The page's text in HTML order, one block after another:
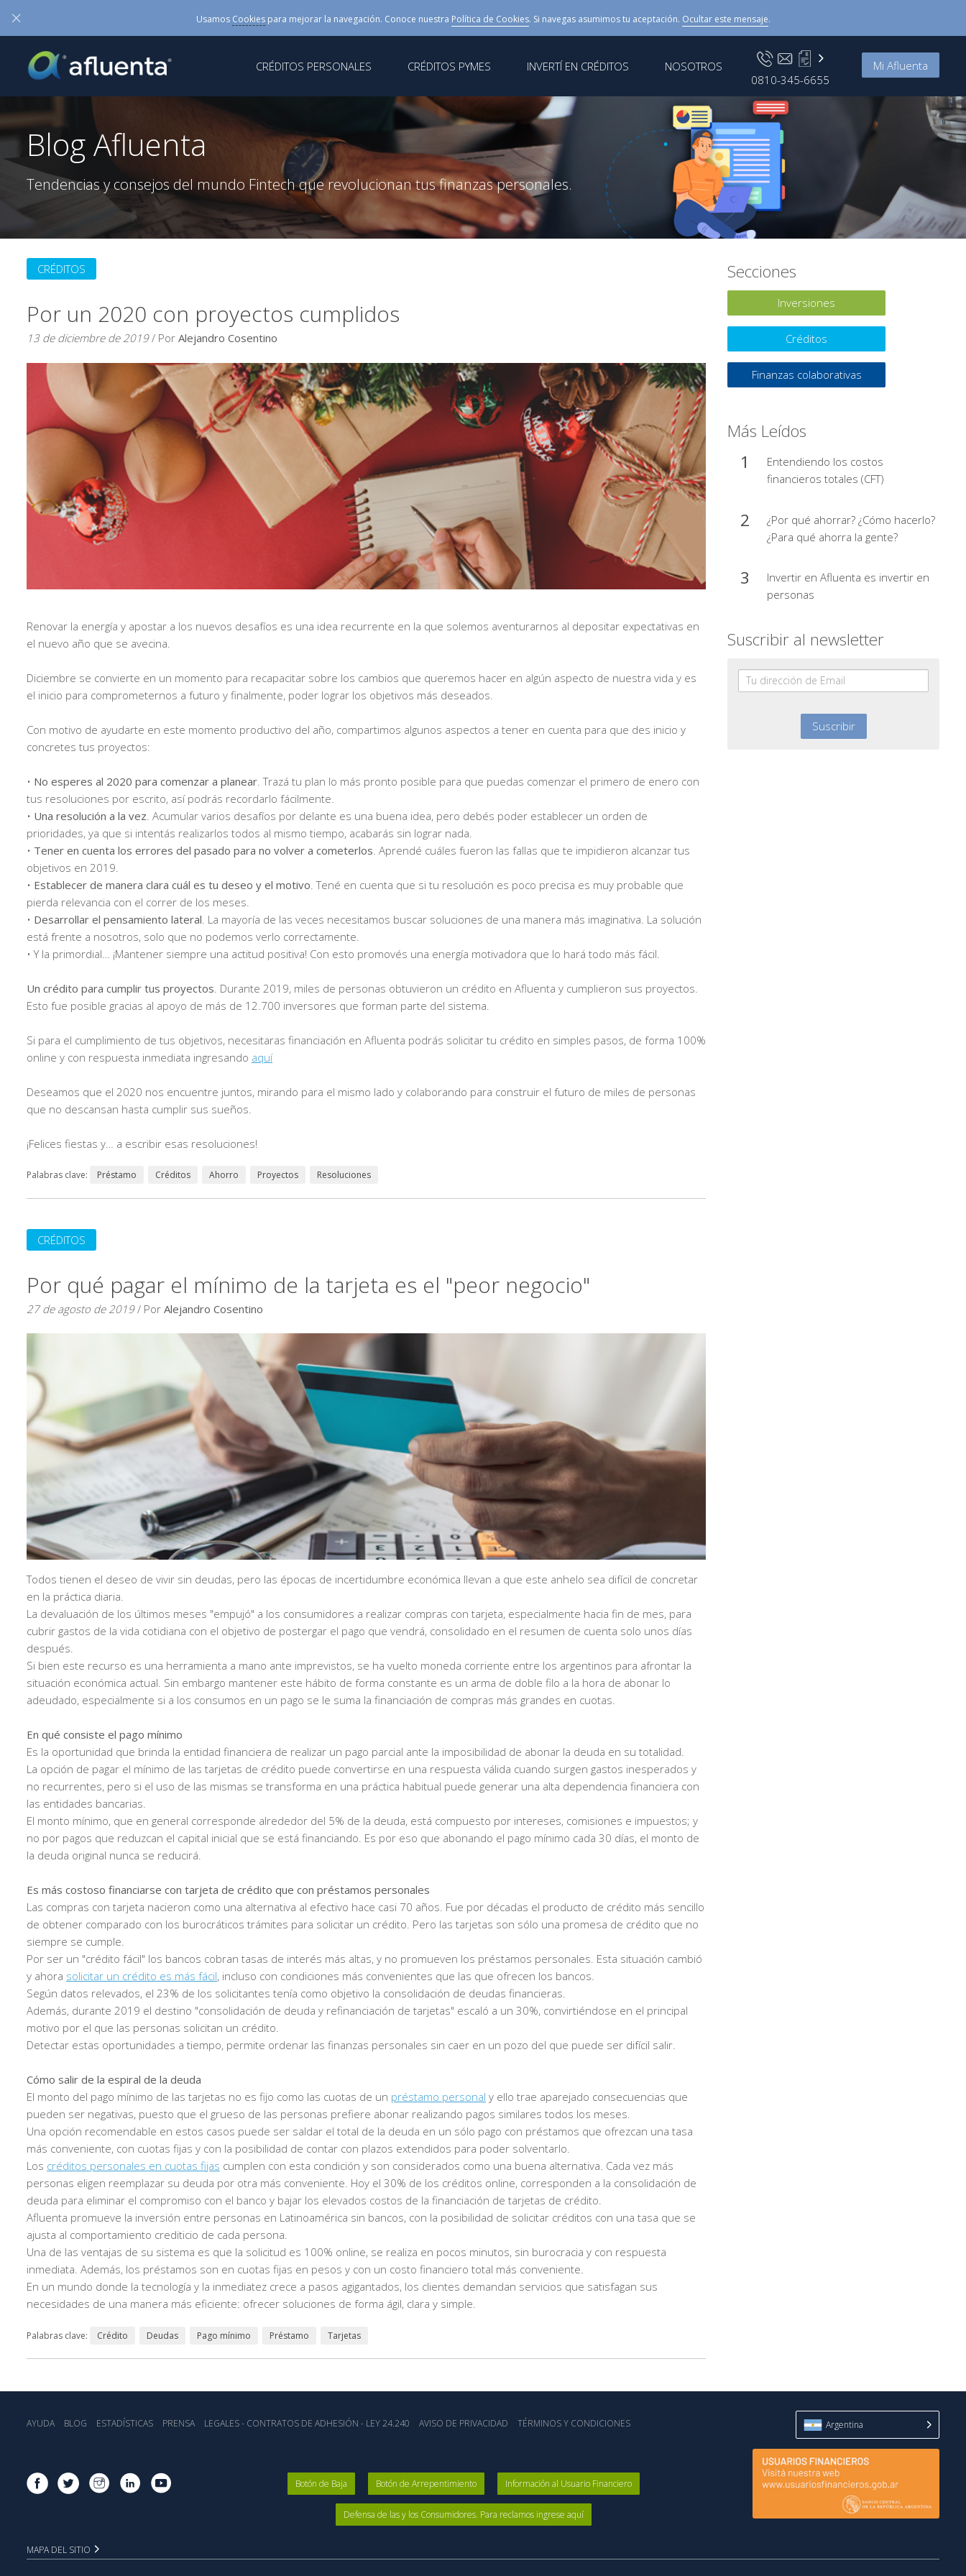
× Usamos Cookiespara mejorar la navegación. Conoce nuestra Política de Cookies. Si navegas asumimos tu aceptación. Ocultar este mensaje.
CRÉDITOS PERSONALES CRÉDITOS PYMES INVERTÍ EN CRÉDITOS
NOSOTROS
0810-345-6655
Mi Afluenta
Blog Afluenta
Tendencias y consejos del mundo Fintech que revolucionan tus finanzas personales.
CRÉDITOS
Por un 2020 con proyectos cumplidos
13 de diciembre de 2019/ Por Alejandro Cosentino
Renovar la energía y apostar a los nuevos desafíos es una idea recurrente en la que solemos aventurarnos al depositar expectativas en
el nuevo año que se avecina.
Diciembre se convierte en un momento para recapacitar sobre los cambios que queremos hacer en algún aspecto de nuestra vida y es
el inicio para comprometernos a futuro y finalmente, poder lograr los objetivos más deseados.
Con motivo de ayudarte en este momento productivo del año, compartimos algunos aspectos a tener en cuenta para que des inicio y
concretes tus proyectos:
• No esperes al 2020 para comenzar a planear . Trazá tu plan lo más pronto posible para que puedas comenzar el primero de enero con
tus resoluciones por escrito, así podrás recordarlo fácilmente.
• Una resolución a la vez . Acumular varios desafíos por delante es una buena idea, pero debés poder establecer un orden de
prioridades, ya que si intentás realizarlos todos al mismo tiempo, acabarás sin lograr nada.
• Tener en cuenta los errores del pasado para no volver a cometerlos . Aprendé cuáles fueron las fallas que te impidieron alcanzar tus
objetivos en 2019.
• Establecer de manera clara cuál es tu deseo y el motivo . Tené en cuenta que si tu resolución es poco precisa es muy probable que
pierda relevancia con el correr de los meses.
• Desarrollar el pensamiento lateral . La mayoría de las veces necesitamos buscar soluciones de una manera más imaginativa. La solución
está frente a nosotros, solo que no podemos verlo correctamente.
• Y la primordial… ¡Mantener siempre una actitud positiva! Con esto promovés una energía motivadora que lo hará todo más fácil.
Un crédito para cumplir tus proyectos . Durante 2019, miles de personas obtuvieron un crédito en Afluenta y cumplieron sus proyectos.
Esto fue posible gracias al apoyo de más de 12.700 inversores que forman parte del sistema.
Si para el cumplimiento de tus objetivos, necesitaras financiación en Afluenta podrás solicitar tu crédito en simples pasos, de forma 100%
online y con respuesta inmediata ingresando aquí
Deseamos que el 2020 nos encuentre juntos, mirando para el mismo lado y colaborando para construir el futuro de miles de personas
que no descansan hasta cumplir sus sueños.
¡Felices fiestas y… a escribir esas resoluciones!
Palabras clave: Préstamo Créditos Ahorro Proyectos Resoluciones
CRÉDITOS
Por qué pagar el mínimo de la tarjeta es el "peor negocio"
27 de agosto de 2019/ Por Alejandro Cosentino
Todos tienen el deseo de vivir sin deudas, pero las épocas de incertidumbre económica llevan a que este anhelo sea difícil de concretar
en la práctica diaria.
La devaluación de los últimos meses "empujó" a los consumidores a realizar compras con tarjeta, especialmente hacia fin de mes, para
cubrir gastos de la vida cotidiana con el objetivo de postergar el pago que vendrá, consolidado en el resumen de cuenta solo unos días
después.
Si bien este recurso es una herramienta a mano ante imprevistos, se ha vuelto moneda corriente entre los argentinos para afrontar la
situación económica actual. Sin embargo mantener este hábito de forma constante es un arma de doble filo a la hora de abonar lo
adeudado, especialmente si a los consumos en un pago se le suma la financiación de compras más grandes en cuotas.
En qué consiste el pago mínimo
Es la oportunidad que brinda la entidad financiera de realizar un pago parcial ante la imposibilidad de abonar la deuda en su totalidad.
La opción de pagar el mínimo de las tarjetas de crédito puede convertirse en una respuesta válida cuando surgen gastos inesperados y
no recurrentes, pero si el uso de las mismas se transforma en una práctica habitual puede generar una alta dependencia financiera con
las entidades bancarias.
El monto mínimo, que en general corresponde alrededor del 5% de la deuda, está compuesto por intereses, comisiones e impuestos; y
no por pagos que reduzcan el capital inicial que se está financiando. Es por eso que abonando el pago mínimo cada 30 días, el monto de
la deuda original nunca se reducirá.
Es más costoso financiarse con tarjeta de crédito que con préstamos personales
Las compras con tarjeta nacieron como una alternativa al efectivo hace casi 70 años. Fue por décadas el producto de crédito más sencillo
de obtener comparado con los burocráticos trámites para solicitar un crédito. Pero las tarjetas son sólo una promesa de crédito que no
siempre se cumple.
Por ser un "crédito fácil" los bancos cobran tasas de interés más altas, y no promueven los préstamos personales. Esta situación cambió
y ahora solicitar un crédito es más fácil, incluso con condiciones más convenientes que las que ofrecen los bancos.
Según datos relevados, el 23% de los solicitantes tenía como objetivo la consolidación de deudas financieras.
Además, durante 2019 el destino "consolidación de deuda y refinanciación de tarjetas" escaló a un 30%, convirtiéndose en el principal
motivo por el que las personas solicitan un crédito.
Detectar estas oportunidades a tiempo, permite ordenar las finanzas personales sin caer en un pozo del que puede ser difícil salir.
Cómo salir de la espiral de la deuda
El monto del pago mínimo de las tarjetas no es fijo como las cuotas de un préstamo personal y ello trae aparejado consecuencias que
pueden ser negativas, puesto que el grueso de las personas prefiere abonar realizando pagos similares todos los meses.
Una opción recomendable en estos casos puede ser saldar el total de la deuda en un sólo pago con préstamos que ofrezcan una tasa
más conveniente, con cuotas fijas y con la posibilidad de contar con plazos extendidos para poder solventarlo.
Los créditos personales en cuotas fijas cumplen con esta condición y son considerados como una buena alternativa. Cada vez más
personas eligen reemplazar su deuda por otra más conveniente. Hoy el 30% de los créditos online, corresponden a la consolidación de
deuda para eliminar el compromiso con el banco y bajar los elevados costos de la financiación de tarjetas de crédito.
Afluenta promueve la inversión entre personas en Latinoamérica sin bancos, con la posibilidad de solicitar créditos con una tasa que se
ajusta al comportamiento crediticio de cada persona.
Una de las ventajas de su sistema es que la solicitud es 100% online, se realiza en pocos minutos, sin burocracia y con respuesta
inmediata. Además, los préstamos son en cuotas fijas en pesos y con un costo financiero total más conveniente.
En un mundo donde la tecnología y la inmediatez crece a pasos agigantados, los clientes demandan servicios que satisfagan sus
necesidades de una manera más eficiente: ofrecer soluciones de forma ágil, clara y simple.
Palabras clave: Crédito Deudas Pago mínimo Préstamo Tarjetas
Secciones
Inversiones
Créditos
Finanzas colaborativas
Más Leídos
Entendiendo los costos
financieros totales (CFT)
¿Por qué ahorrar? ¿Cómo hacerlo?
¿Para qué ahorra la gente?
Invertir en Afluenta es invertir en
personas
Suscribir al newsletter
AYUDA BLOG ESTADÍSTICA‎S PRENSA LEGALES - CONTRATOS DE ADHESIÓN - LEY 24.240 AVISO DE PRIVACIDAD TÉRMINOS Y CONDICIONES Argentina
Botón de Baja Botón de Arrepentimiento Información al Usuario Financiero
Defensa de las y los Consumidores. Para reclamos ingrese aquí
MAPA DEL SITIO